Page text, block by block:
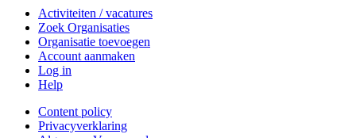
Activiteiten / vacatures
Zoek Organisaties
Organisatie toevoegen
Account aanmaken
Log in
Help
Content policy
Privacyverklaring